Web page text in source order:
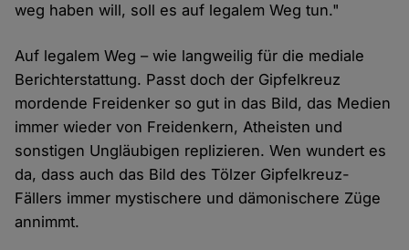
weg haben will, soll es auf legalem Weg tun."
Auf legalem Weg – wie langweilig für die mediale
Berichterstattung. Passt doch der Gipfelkreuz
mordende Freidenker so gut in das Bild, das Medien
immer wieder von Freidenkern, Atheisten und
sonstigen Ungläubigen replizieren. Wen wundert es
da, dass auch das Bild des Tölzer Gipfelkreuz-
Fällers immer mystischere und dämonischere Züge
annimmt.